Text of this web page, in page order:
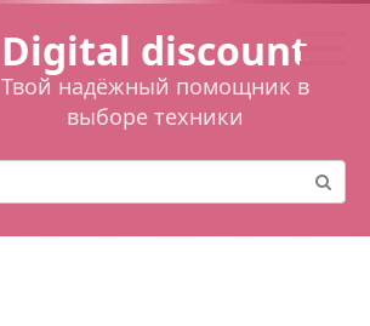
Digital discount
Твой надёжный помощник в
выборе техники